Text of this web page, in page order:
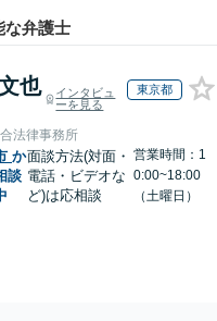
な弁護士
也
インタビュ
ーを見る
東京都
法律事務所
か
談
面談方法(対面・
電話・ビデオな
ど)は応相談
営業時間：1
0:00~18:00
（土曜日）